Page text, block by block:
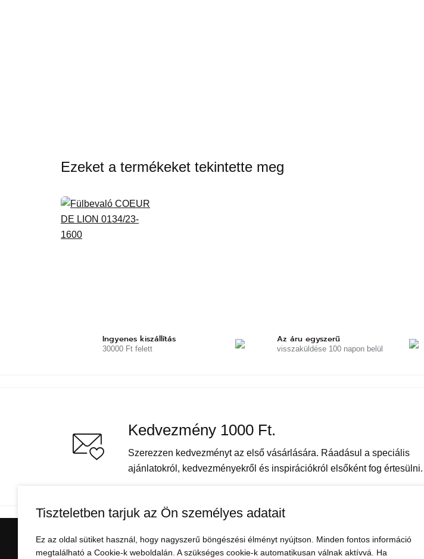
Ezeket a termékeket tekintette meg
Ingyenes kiszállítás
30000 Ft felett
Az áru egyszerű
visszaküldése 100 napon belül
Kedvezmény 1000 Ft.
Szerezzen kedvezményt az első vásárlására. Ráadásul a speciális
ajánlatokról, kedvezményekről és inspirációkról elsőként fog értesülni.
VÁSÁRLÁSI INFORMÁCIÓK AZ ELBEZA.HU-RÓL
Tiszteletben tarjuk az Ön személyes adatait
Ez az oldal sütiket használ, hogy nagyszerű böngészési élményt nyújtson. Minden fontos információ
megtalálható a Cookie-k weboldalán. A szükséges cookie-k automatikusan válnak aktívvá. Ha